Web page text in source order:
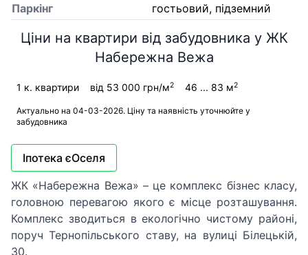
Паркінг
гостьовий, підземний
Ціни на квартири від забудовника у ЖК
Набережна Вежа
1 к. квартири від 53 000 грн/м2 46 ... 83 м2
Актуально на 04-03-2026. Ціну та наявність уточнюйте у
забудовника
Іпотека єОселя
ЖК «Набережна Вежа» – це комплекс бізнес класу,
головною перевагою якого є місце розташування.
Комплекс зводиться в екологічно чистому районі,
поруч Тернопільського ставу, на вулиці Білецькій,
30.